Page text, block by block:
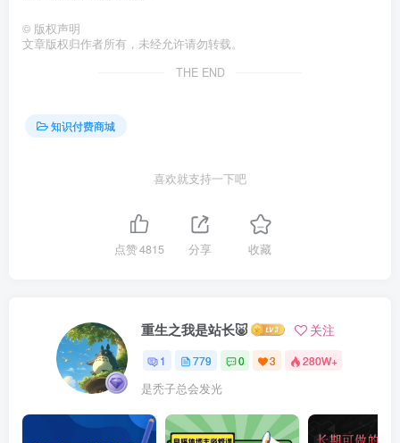
© 版权声明
文章版权归作者所有，未经允许请勿转载。
THE END
知识付费商城
喜欢就支持一下吧
点赞4815 分享 收藏
重生之我是站长🐷 关注
1 779 0 3 280W+
是秃子总会发光